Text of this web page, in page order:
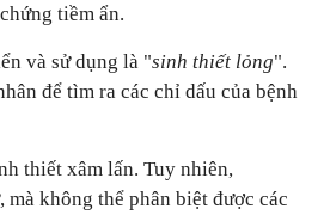
tiềm ẩn.
và sử dụng là "sinh thiết lỏng".
để tìm ra các chỉ dấu của bệnh
thiết xâm lấn. Tuy nhiên,
không thể phân biệt được các